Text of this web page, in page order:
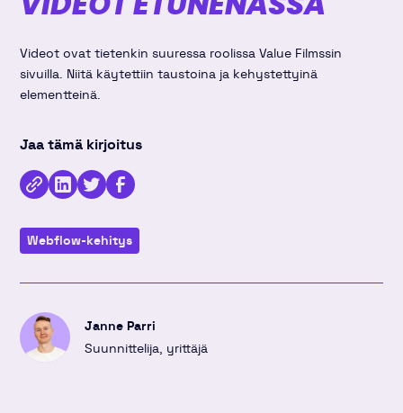
Videot ovat tietenkin suuressa roolissa Value Filmssin
sivuilla. Niitä käytettiin taustoina ja kehystettyinä
elementteinä.
Jaa tämä kirjoitus
KopioiJaa
Linkedinissä
Jaa
Twitterissä
Jaa
Facebookissa
Webflow-kehitys
Janne Parri
Suunnittelija, yrittäjä